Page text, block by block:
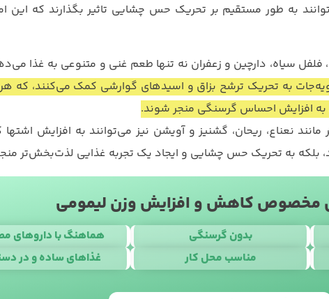
به طور مستقیم بر تحریک حس چشایی تاثیر بگذارند که این
فلفل سیاه، دارچین و زعفران نه تنها طعم غنی و متنوعی به غذا
به تحریک ترشح بزاق و اسیدهای گوارشی کمک می‌کنند، که هر
افزایش احساس گرسنگی منجر شوند.
مانند نعناع، ریحان، گشنیز و آویشن نیز می‌توانند به افزایش
بلکه به تحریک حس چشایی و ایجاد یک تجربه غذایی لذت‌بخش‌تر
مخصوص کاهش و افزایش وزن لیمومی
بدون گرسنگی
هماهنگ با داروهای
مناسب محل کار غذاهای ساده و در